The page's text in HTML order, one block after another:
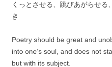
くっとさせる、跳びあがらせ
き
Poetry should be great and
into one’s soul, and does not
but with its subject.